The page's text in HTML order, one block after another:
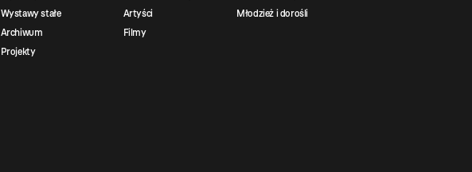
Wystawy stałe
Archiwum
Projekty
Artyści
Filmy
Młodzież i dorośli